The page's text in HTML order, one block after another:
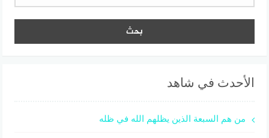
الأحدث في شاهد
من هم السبعة الذين يظلهم الله في ظله